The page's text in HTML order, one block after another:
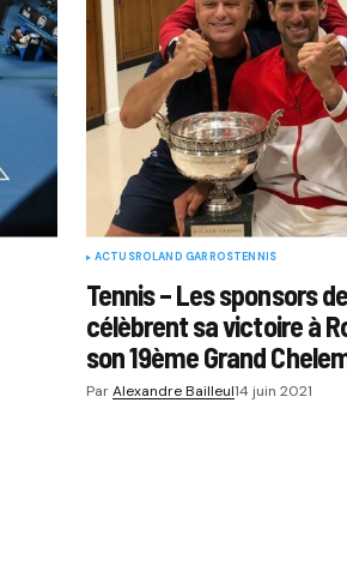
ACTUSROLAND GARROSTENNIS
Tennis – Les sponsors
célèbrent sa victoire à
son 19ème Grand
ParAlexandre Bailleul14 juin 2021